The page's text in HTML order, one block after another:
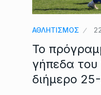
ΑΘΛΗΤΙΣΜΟΣ
Το
γήπεδα του
διήμερο